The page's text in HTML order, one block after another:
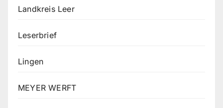
Landkreis Leer
Leserbrief
Lingen
MEYER WERFT